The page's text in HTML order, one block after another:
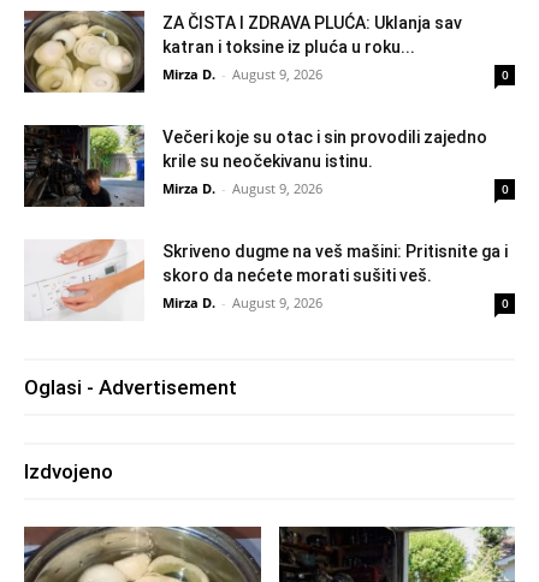
ZA ČISTA I ZDRAVA PLUĆA: Uklanja sav
katran i toksine iz pluća u roku...
Mirza D. - August 9, 2026 0
Večeri koje su otac i sin provodili zajedno
krile su neočekivanu istinu.
Mirza D. - August 9, 2026 0
Skriveno dugme na veš mašini: Pritisnite ga i
skoro da nećete morati sušiti veš.
Mirza D. - August 9, 2026 0
Oglasi - Advertisement
Izdvojeno